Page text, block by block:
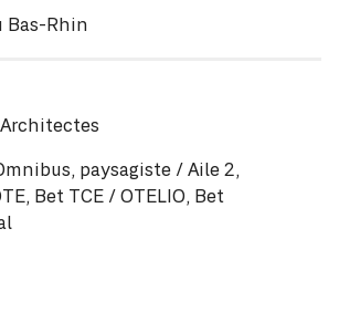
Bas-Rhin
paysagiste / Aile 2,
Bet TCE / OTELIO, Bet